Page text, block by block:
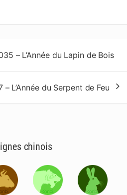
– L’Année du Lapin de Bois
L’Année du Serpent de Feu
chinois